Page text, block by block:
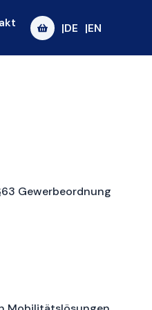
|DE |EN
Gewerbeordnung